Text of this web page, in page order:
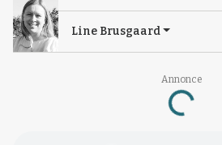
Annonce
Loading...
Line Brusgaard